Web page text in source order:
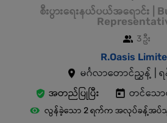
စီးပွားရေးနယ်ပယ်အရောင်း |
3 ဦး
R.Oasis
မင်္ဂလာတောင်ညွှန့် |
အတည်ပြုပြီး
တင်သော
လွန်ခဲ့သော 2 ရက်က အလုပ်ခန့်အပ်သူ